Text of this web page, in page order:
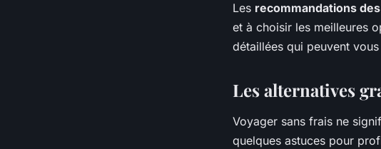
Les recommandations
et à choisir les meilleures
détaillées qui peuvent
Les alternatives
Voyager sans frais ne
quelques astuces pour